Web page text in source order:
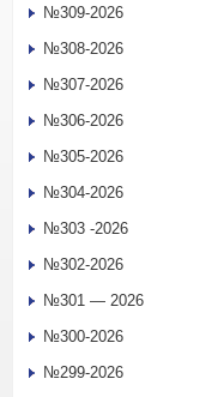
№309-2026
№308-2026
№307-2026
№306-2026
№305-2026
№304-2026
№303 -2026
№302-2026
№301 — 2026
№300-2026
№299-2026